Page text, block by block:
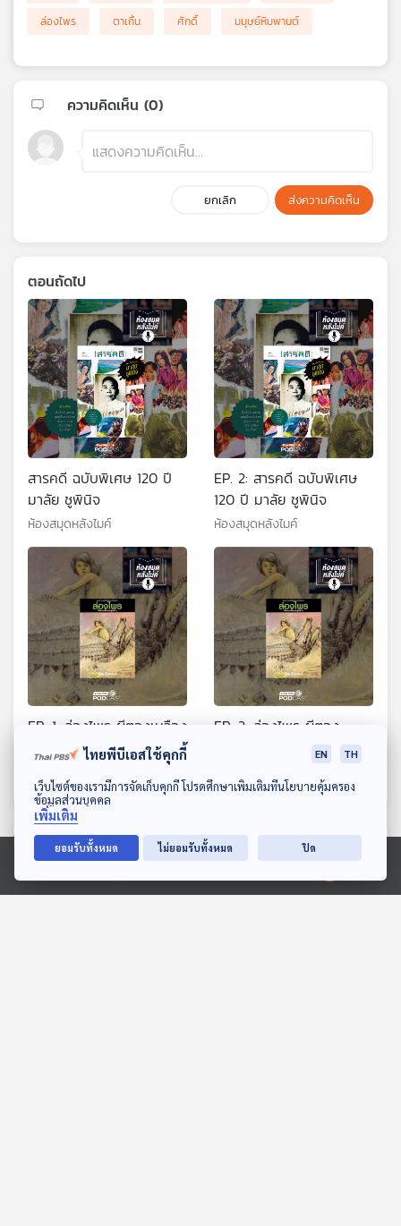
ดาวน์โหลด Thai PBS Podcast Application
Ⓒ 2020 องค์การกระจายเสียงและแพร่ภาพสาธารณะแห่งประเทศไทย
ล่องไพร
ตาเกิ้น ศักดิ์ มนุษย์หิมพานต์
ความคิดเห็น (0)
ยกเลิก ส่งความคิดเห็น
ตอนถัดไป
สารคดี ฉบับพิเศษ 120 ปี
มาลัย ชูพินิจ
ห้องสมุดหลังไมค์
EP. 2: สารคดี ฉบับพิเศษ
120 ปี มาลัย ชูพินิจ
ห้องสมุดหลังไมค์
EP. 1: ล่องไพร ผีตองเหลือง
คนสุดท้าย
EP. 2: ล่องไพร ผีตอง
ตอนที่เกี่ยวข้อง
ไทยพีบีเอสใช้คุกกี้ EN TH
เว็บไซต์ของเรามีการจัดเก็บคุกกี้ โปรดศึกษาเพิ่มเติมที่นโยบายคุ้มครอง
ข้อมูลส่วนบุคคล
เพิ่มเติม
ยอมรับทั้งหมด ไม่ยอมรับทั้งหมด ปิด